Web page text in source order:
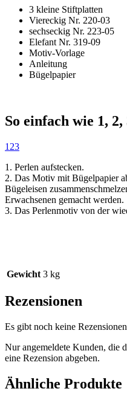
3 kleine Stiftplatten
Viereckig Nr. 220-03
sechseckig Nr. 223-05
Elefant Nr. 319-09
Motiv-Vorlage
Anleitung
Bügelpapier
So einfach wie 1, 2,
1 23
1. Perlen aufstecken.
2. Das Motiv mit Bügelpapier
Bügeleisen
Erwachsenen gemacht werden.
3. Das Perlenmotiv von der
Gewicht 3 kg
Rezensionen
Es gibt noch keine
Nur angemeldete Kunden, die
eine Rezension abgeben.
Ähnliche Produkte